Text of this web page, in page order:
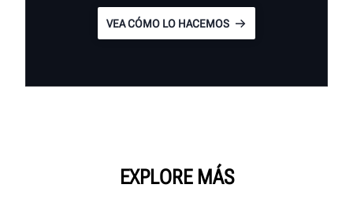
VEA CÓMO LO HACEMOS
EXPLORE MÁS